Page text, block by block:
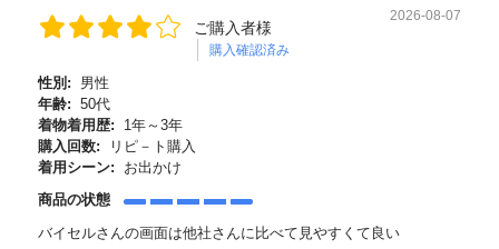
ご購入者様
購入確認済み
2026-08-07
性別:
男性
年齢: 50代
着物着用歴:
1年～3年
購入回数:
リピ－ト購入
着用シーン:
お出かけ
商品の状態
バイセルさんの画面は他社さんに比べて見やすくて良い